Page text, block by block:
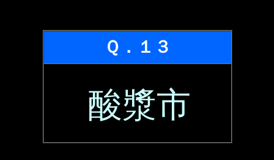
Ｑ．１３
酸漿市